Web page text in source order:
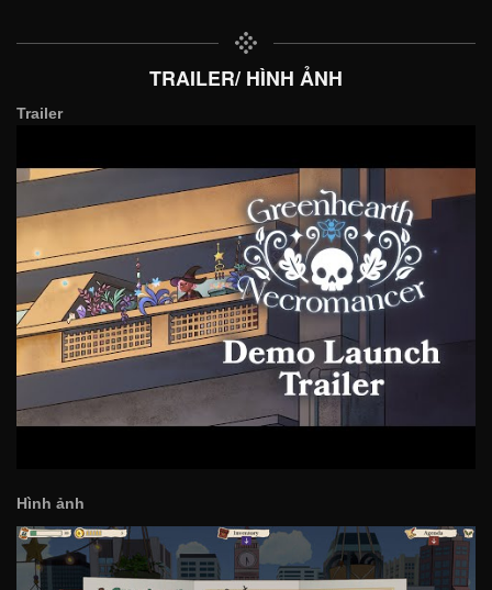
TRAILER/ HÌNH ẢNH
Trailer
Hình ảnh